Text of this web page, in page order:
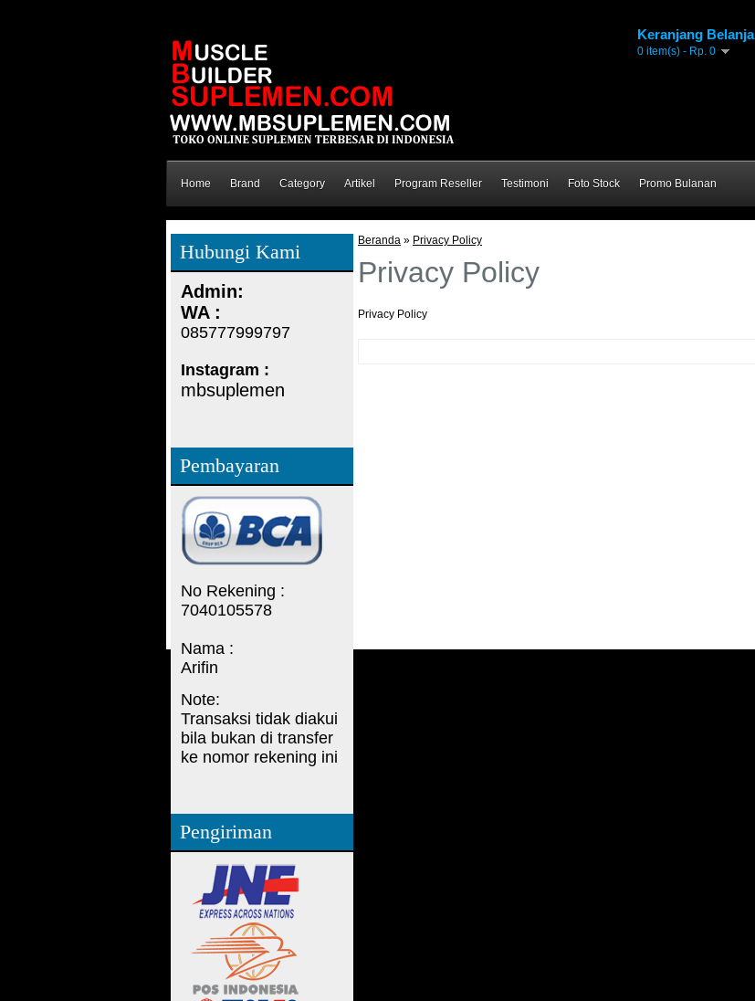
Keranjang Belanja
0 item(s) - Rp. 0
Home Brand Category Artikel Program Reseller Testimoni Foto Stock Promo Bulanan
Hubungi Kami
Admin:
WA :
085777999797
Instagram :
mbsuplemen
Pembayaran
No Rekening :
7040105578
Nama :
Arifin
Note:
Transaksi tidak diakui
bila bukan di transfer
ke nomor rekening ini
Pengiriman
Beranda » Privacy Policy
Privacy Policy
Privacy Policy